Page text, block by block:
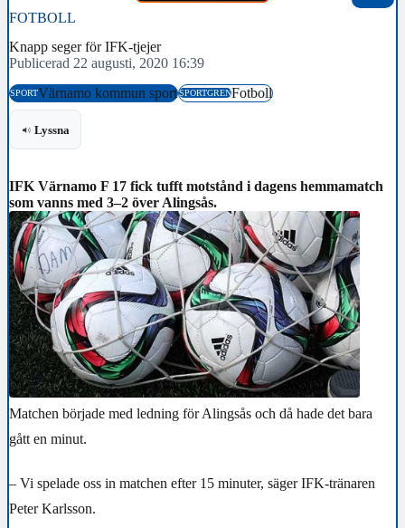
FOTBOLL
Knapp seger för IFK-tjejer
Publicerad 22 augusti, 2020 16:39
SPORTVärnamo kommun sportSPORTGRENFotboll
Lyssna
IFK Värnamo F 17 fick tufft motstånd i dagens hemmamatch
som vanns med 3–2 över Alingsås.
Matchen började med ledning för Alingsås och då hade det bara
gått en minut.
– Vi spelade oss in matchen efter 15 minuter, säger IFK-tränaren
Peter Karlsson.